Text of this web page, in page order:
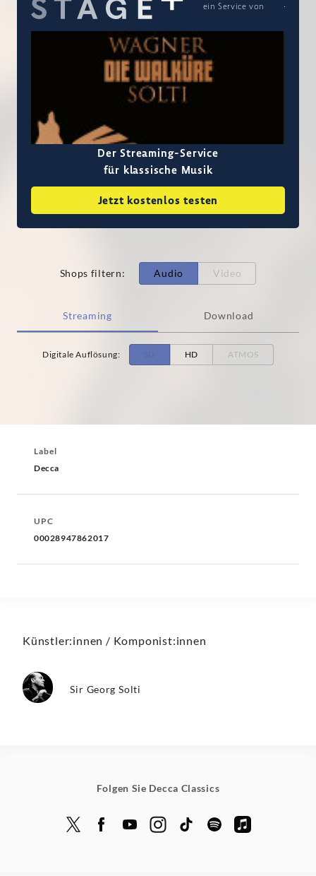
ein Service von
Der Streaming-Service
für klassische Musik
Jetzt kostenlos testen
Shops filtern: Audio Video
Streaming Download
Digitale Auflösung: SD HD ATMOS
Label
Decca
UPC
00028947862017
Künstler:innen / Komponist:innen
Sir Georg Solti
Folgen Sie Decca Classics